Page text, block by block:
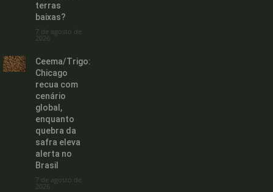
terras
baixas?
7 de agosto de
2026
Ceema/Trigo:
Chicago
recua com
cenário
global,
enquanto
quebra da
safra eleva
alerta no
Brasil
7 de agosto de
2026